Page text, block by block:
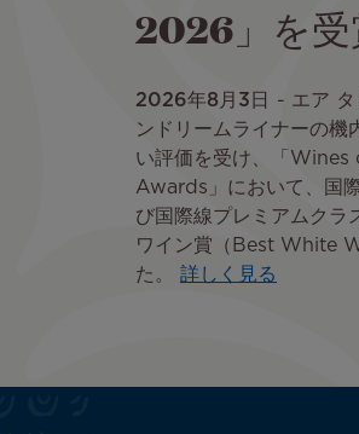
2026」を受
2026年8月3日
エア
ンドリームライナーの機
い評価を受け、「
Awards」において、国
び国際線プレミアムクラ
ワイン賞（Best White
た。 詳しく見る